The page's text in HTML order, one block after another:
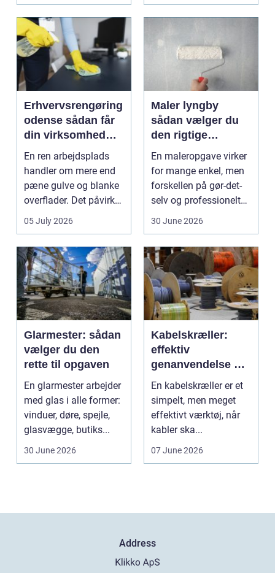
et sunde...
Erhvervsrengøring
odense sådan får
din virksomhed
mest værdi for
pengene
En ren arbejdsplads
handler om mere end
pæne gulve og blanke
overflader. Det påvirker
både arbejdsmi...
05 July 2026
Maler lyngby
sådan vælger du
den rigtige
fagmand
En maleropgave virker
for mange enkel, men
forskellen på gør-det-
selv og professionelt
arbejde er of...
30 June 2026
Glarmester: sådan
vælger du den
rette til opgaven
En glarmester arbejder
med glas i alle former:
vinduer, døre, spejle,
glasvægge, butiks...
30 June 2026
Kabelskræller:
effektiv
genanvendelse og
bedre økonomi i
kabelhåndtering
En kabelskræller er et
simpelt, men meget
effektivt værktøj, når
kabler ska...
07 June 2026
Address